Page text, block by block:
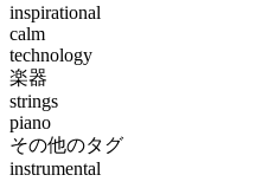
inspirational
calm
technology
楽器
strings
piano
その他のタグ
instrumental